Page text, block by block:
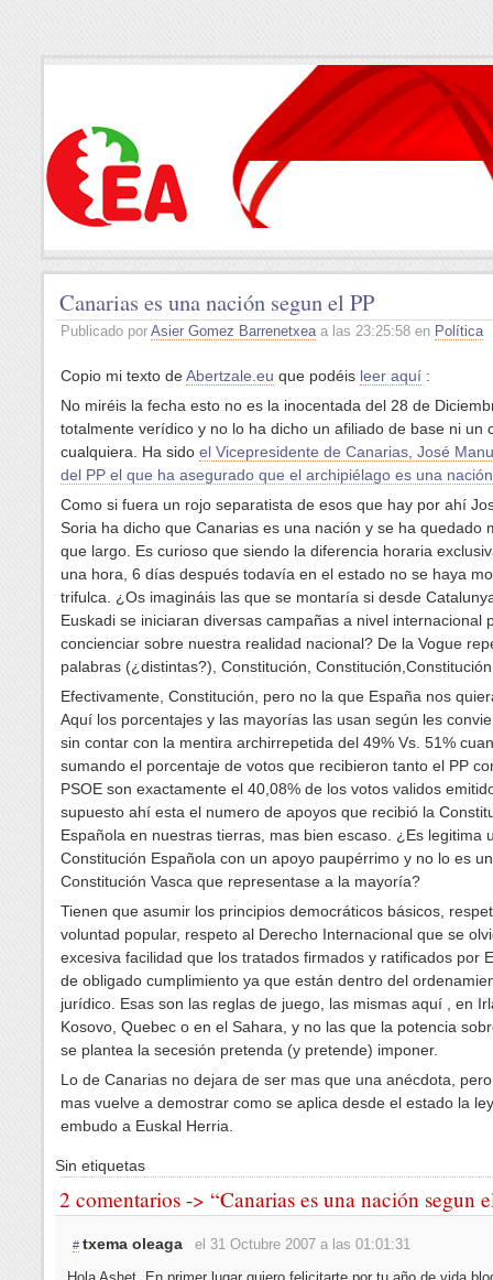
Canarias es una nación segun el PP
Publicado por Asier Gomez Barrenetxeaa las 23:25:58 en Política
Copio mi texto deAbertzale.eu que podéis leer aquí :
No miréis la fecha esto no es la inocentada del 28 de
totalmente verídico y no lo ha dicho un afiliado de base ni un
cualquiera. Ha sido el Vicepresidente de Canarias, José
del PP el que ha asegurado que el archipiélago es una nación
Como si fuera un rojo separatista de esos que hay por ahí
Soria ha dicho que Canarias es una nación y se ha quedado
que largo. Es curioso que siendo la diferencia horaria
una hora, 6 días después todavía en el estado no se haya
trifulca. ¿Os imagináis las que se montaría si desde
Euskadi se iniciaran diversas campañas a nivel internacional
concienciar sobre nuestra realidad nacional? De la Vogue
palabras (¿distintas?), Constitución,
Efectivamente, Constitución, pero no la que España nos
Aquí los porcentajes y las mayorías las usan según les
sin contar con la mentira archirrepetida del 49% Vs. 51%
sumando el porcentaje de votos que recibieron tanto el PP
PSOE son exactamente el 40,08% de los votos validos
supuesto ahí esta el numero de apoyos que recibió la
Española en nuestras tierras, mas bien escaso. ¿Es legitima
Constitución Española con un apoyo paupérrimo y no lo es
Constitución Vasca que representase a la mayoría?
Tienen que asumir los principios democráticos básicos,
voluntad popular, respeto al Derecho Internacional que se
excesiva facilidad que los tratados firmados y ratificados por
de obligado cumplimiento ya que están dentro del
jurídico. Esas son las reglas de juego, las mismas aquí , en
Kosovo, Quebec o en el Sahara, y no las que la potencia
se plantea la secesión pretenda (y pretende) imponer.
Lo de Canarias no dejara de ser mas que una anécdota,
mas vuelve a demostrar como se aplica desde el estado la
embudo a Euskal Herria.
Sin etiquetas
2 comentarios -> “Canarias es una nación segun
# txema oleaga
el 31 Octubre 2007 a las 01:01:31